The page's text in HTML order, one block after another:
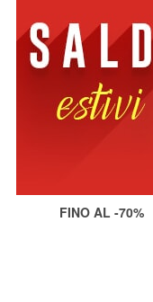
FINO AL -70%